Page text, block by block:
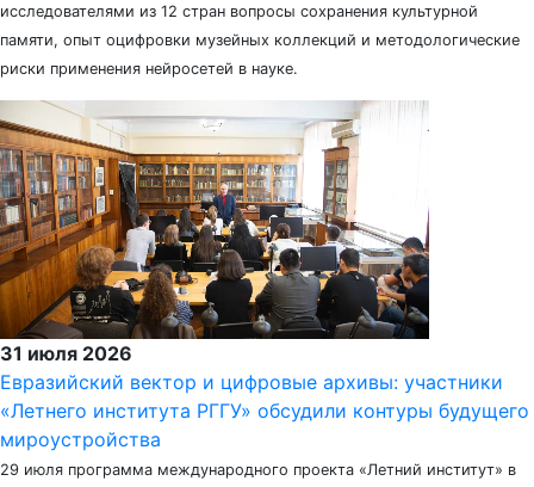
исследователями из 12 стран вопросы сохранения культурной
памяти, опыт оцифровки музейных коллекций и методологические
риски применения нейросетей в науке.
31 июля 2026
Евразийский вектор и цифровые архивы: участники
«Летнего института РГГУ» обсудили контуры будущего
мироустройства
29 июля программа международного проекта «Летний институт» в